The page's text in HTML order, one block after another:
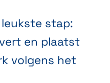
stap:
en plaatst
volgens het